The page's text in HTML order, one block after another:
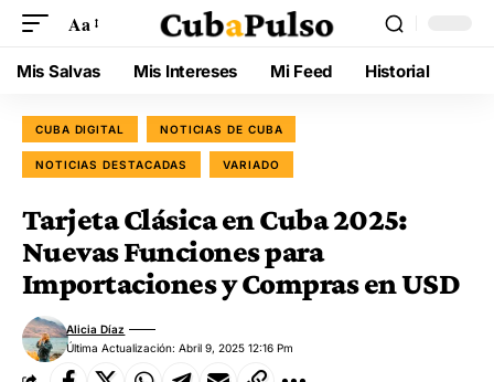
Aa
Mis Salvas Mis Intereses Mi Feed Historial
CUBA DIGITAL NOTICIAS DE CUBA
NOTICIAS DESTACADAS VARIADO
Tarjeta Clásica en Cuba 2025:
Nuevas Funciones para
Importaciones y Compras en USD
Última Actualización: Abril 9, 2025 12:16 Pm
Alicia Díaz